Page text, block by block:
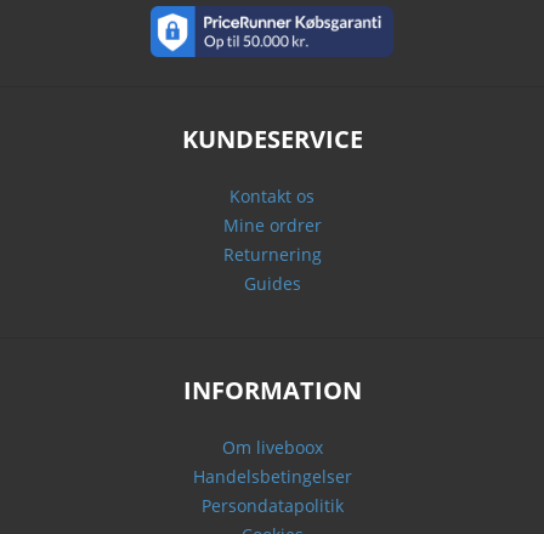
KUNDESERVICE
Kontakt os
Mine ordrer
Returnering
Guides
INFORMATION
Om liveboox
Handelsbetingelser
Persondatapolitik